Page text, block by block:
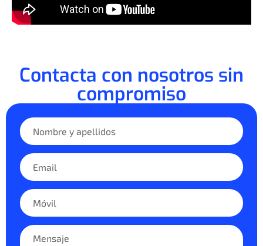
Contacta con nosotros sin
compromiso